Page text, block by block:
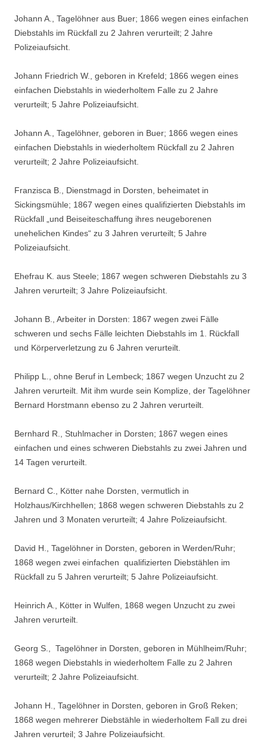
Johann A., Tagelöhner aus Buer; 1866 wegen eines einfachen
Diebstahls im Rückfall zu 2 Jahren verurteilt; 2 Jahre
Polizeiaufsicht.
Johann Friedrich W., geboren in Krefeld; 1866 wegen eines
einfachen Diebstahls in wiederholtem Falle zu 2 Jahre
verurteilt; 5 Jahre Polizeiaufsicht.
Johann A., Tagelöhner, geboren in Buer; 1866 wegen eines
einfachen Diebstahls in wiederholtem Rückfall zu 2 Jahren
verurteilt; 2 Jahre Polizeiaufsicht.
Franzisca B., Dienstmagd in Dorsten, beheimatet in
Sickingsmühle; 1867 wegen eines qualifizierten Diebstahls im
Rückfall „und Beiseiteschaffung ihres neugeborenen
unehelichen Kindes“ zu 3 Jahren verurteilt; 5 Jahre
Polizeiaufsicht.
Ehefrau K. aus Steele; 1867 wegen schweren Diebstahls zu 3
Jahren verurteilt; 3 Jahre Polizeiaufsicht.
Johann B., Arbeiter in Dorsten: 1867 wegen zwei Fälle
schweren und sechs Fälle leichten Diebstahls im 1. Rückfall
und Körperverletzung zu 6 Jahren verurteilt.
Philipp L., ohne Beruf in Lembeck; 1867 wegen Unzucht zu 2
Jahren verurteilt. Mit ihm wurde sein Komplize, der Tagelöhner
Bernard Horstmann ebenso zu 2 Jahren verurteilt.
Bernhard R., Stuhlmacher in Dorsten; 1867 wegen eines
einfachen und eines schweren Diebstahls zu zwei Jahren und
14 Tagen verurteilt.
Bernard C., Kötter nahe Dorsten, vermutlich in
Holzhaus/Kirchhellen; 1868 wegen schweren Diebstahls zu 2
Jahren und 3 Monaten verurteilt; 4 Jahre Polizeiaufsicht.
David H., Tagelöhner in Dorsten, geboren in Werden/Ruhr;
1868 wegen zwei einfachen qualifizierten Diebstählen im
Rückfall zu 5 Jahren verurteilt; 5 Jahre Polizeiaufsicht.
Heinrich A., Kötter in Wulfen, 1868 wegen Unzucht zu zwei
Jahren verurteilt.
Georg S., Tagelöhner in Dorsten, geboren in Mühlheim/Ruhr;
1868 wegen Diebstahls in wiederholtem Falle zu 2 Jahren
verurteilt; 2 Jahre Polizeiaufsicht.
Johann H., Tagelöhner in Dorsten, geboren in Groß Reken;
1868 wegen mehrerer Diebstähle in wiederholtem Fall zu drei
Jahren verurteil; 3 Jahre Polizeiaufsicht.